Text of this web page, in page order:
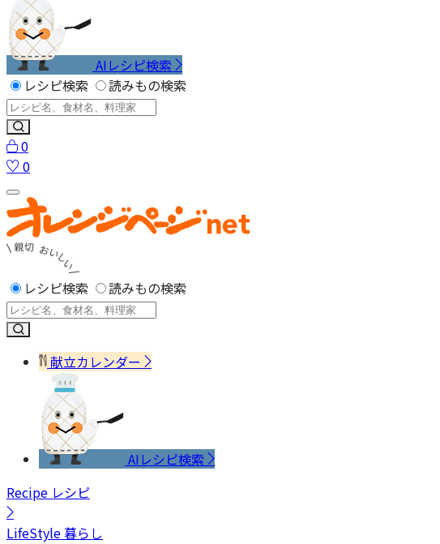
AIレシピ検索
レシピ検索
読みもの検索
0
0
レシピ検索 読みもの検索
献立カレンダー
AIレシピ検索
Recipe レシピ
LifeStyle暮らし